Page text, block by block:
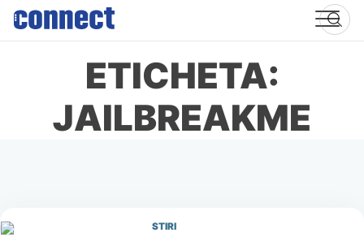
Skip
content
ETICHETA:
JAILBREAKME
STIRI